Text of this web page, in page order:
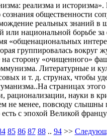
реализма и
общественности
реальных знаний в
или национальной борьбе
«общенациональных
группировалась вокруг
сторону «очищенного»
Литературные и
и т. д. струнах, чтобы
страницах
науки в
не менее, повсюду слышны
с эпохой Великой
85 86 87 88.. 94>>